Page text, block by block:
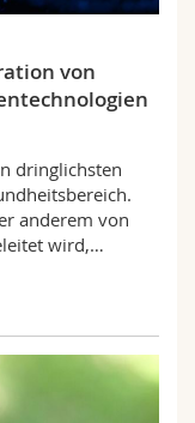
von
dringlichsten
anderem von
wird,…